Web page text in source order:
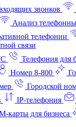
звонков
Анализ
телефонии
связи
Телефония для
Номер 8-800
Городской
IP-телефония
карты для бизнеса